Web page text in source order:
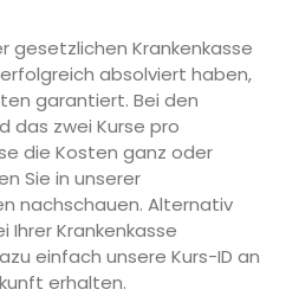
gesetzlichen Krankenkasse
absolviert haben,
garantiert. Bei den
das zwei Kurse pro
die Kosten ganz oder
Sie in unserer
nachschauen. Alternativ
Ihrer Krankenkasse
einfach unsere Kurs-ID an
erhalten.